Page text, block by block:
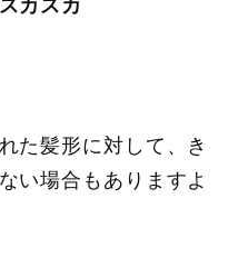
カスカ
た髪形に対して、き
い場合もありますよ